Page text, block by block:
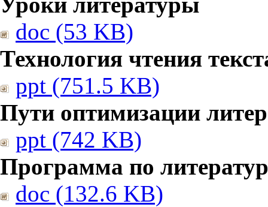
doc (53 KB)
Технология чтения
ppt (751.5 KB)
Пути оптимизации
ppt (742 KB)
Программа по
doc (132.6 KB)